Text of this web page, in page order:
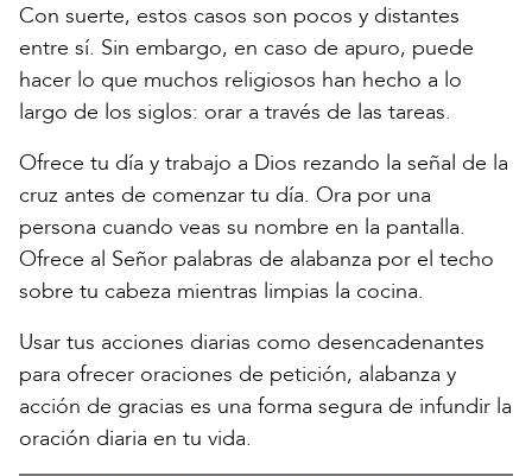
Con suerte, estos casos son pocos y distantes
entre sí. Sin embargo, en caso de apuro, puede
hacer lo que muchos religiosos han hecho a lo
largo de los siglos: orar a través de las tareas.
Ofrece tu día y trabajo a Dios rezando la señal de la
cruz antes de comenzar tu día. Ora por una
persona cuando veas su nombre en la pantalla.
Ofrece al Señor palabras de alabanza por el techo
sobre tu cabeza mientras limpias la cocina.
Usar tus acciones diarias como desencadenantes
para ofrecer oraciones de petición, alabanza y
acción de gracias es una forma segura de infundir la
oración diaria en tu vida.